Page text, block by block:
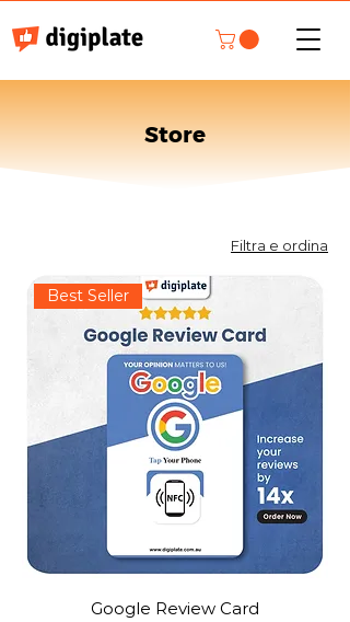
Store
Filtra e ordina
Best Seller
Google Review Card